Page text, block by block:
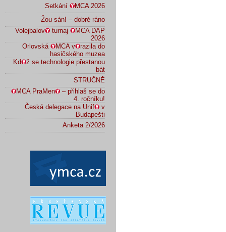
Setkání
MCA 2026
Žou sán! – dobré ráno
Volejbalov
turnaj
MCA DAP
2026
Orlovská
MCA v
razila do
hasičského muzea
Kd
ž se technologie přestanou
bát
STRUČNĚ
MCA PraMen
– přihlaš se do
4. ročníku!
Česká delegace na Unif
v
Budapešti
Anketa 2/2026